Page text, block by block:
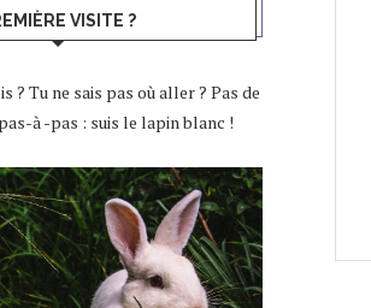
VISITE ?
? Tu ne sais pas où aller ? Pas de
à -pas : suis le lapin blanc !